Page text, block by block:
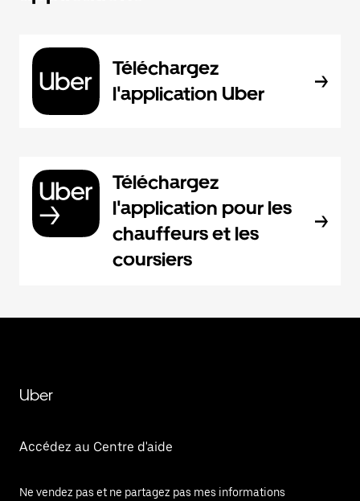
Téléchargez
l'application Uber
Téléchargez
l'application pour les
chauffeurs et les
coursiers
Uber
Accédez au Centre d'aide
Ne vendez pas et ne partagez pas mes informations